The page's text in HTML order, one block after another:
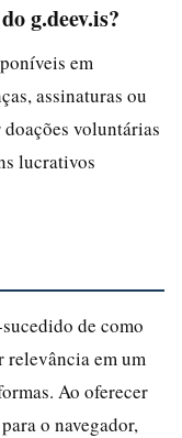
g.deev.is?
em
assinaturas ou
voluntárias
lucrativos
de como
relevância em um
Ao oferecer
o navegador,